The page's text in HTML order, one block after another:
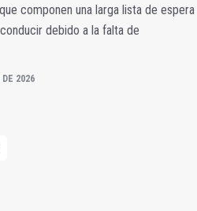
componen una larga lista de espera
debido a la falta de
DE 2026